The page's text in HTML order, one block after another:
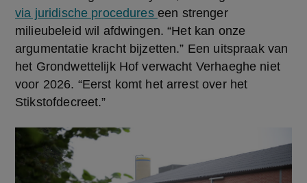
via juridische procedures een strenger
milieubeleid wil afdwingen. “Het kan onze
argumentatie kracht bijzetten.” Een uitspraak van
het Grondwettelijk Hof verwacht Verhaeghe niet
voor 2026. “Eerst komt het arrest over het
Stikstofdecreet.”